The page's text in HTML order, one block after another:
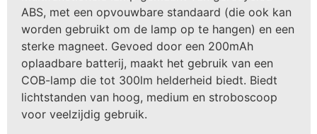
ABS, met een opvouwbare standaard (die ook kan
worden gebruikt om de lamp op te hangen) en een
sterke magneet. Gevoed door een 200mAh
oplaadbare batterij, maakt het gebruik van een
COB-lamp die tot 300lm helderheid biedt. Biedt
lichtstanden van hoog, medium en stroboscoop
voor veelzijdig gebruik.